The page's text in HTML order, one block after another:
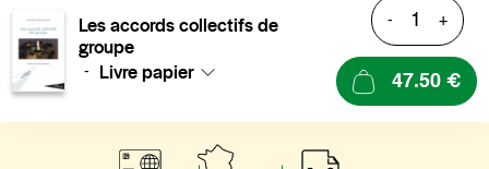
Les accords collectifs de
groupe
- Livre papier
- +
47.50 €